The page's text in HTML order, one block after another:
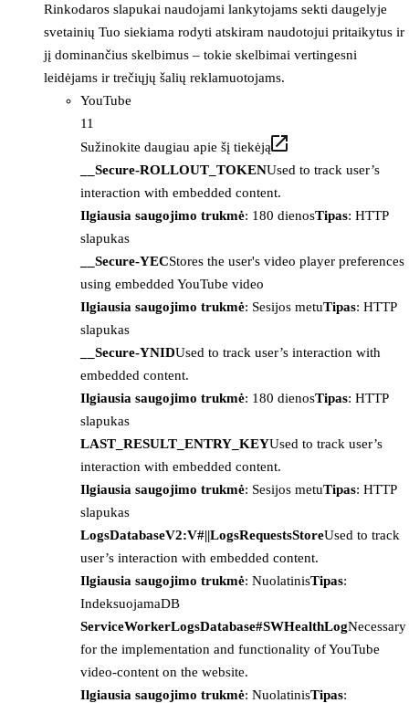
Rinkodaros slapukai naudojami lankytojams sekti daugelyje
svetainių Tuo siekiama rodyti atskiram naudotojui pritaikytus ir
jį dominančius skelbimus – tokie skelbimai vertingesni
leidėjams ir trečiųjų šalių reklamuotojams.
YouTube
11
Sužinokite daugiau apie šį tiekėją
__Secure-ROLLOUT_TOKENUsed to track user’s
interaction with embedded content.
Ilgiausia saugojimo trukmė: 180 dienosTipas: HTTP
slapukas
__Secure-YECStores the user's video player preferences
using embedded YouTube video
Ilgiausia saugojimo trukmė: Sesijos metuTipas: HTTP
slapukas
__Secure-YNIDUsed to track user’s interaction with
embedded content.
Ilgiausia saugojimo trukmė: 180 dienosTipas: HTTP
slapukas
LAST_RESULT_ENTRY_KEYUsed to track user’s
interaction with embedded content.
Ilgiausia saugojimo trukmė: Sesijos metuTipas: HTTP
slapukas
LogsDatabaseV2:V#||LogsRequestsStoreUsed to track
user’s interaction with embedded content.
Ilgiausia saugojimo trukmė: NuolatinisTipas:
IndeksuojamaDB
ServiceWorkerLogsDatabase#SWHealthLogNecessary
for the implementation and functionality of YouTube
video-content on the website.
Ilgiausia saugojimo trukmė: NuolatinisTipas: